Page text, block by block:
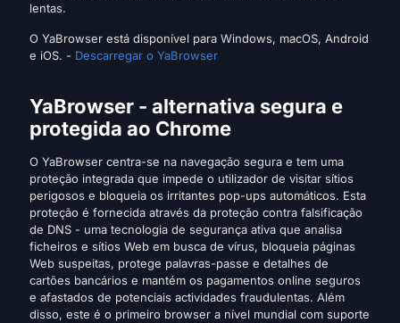
lentas.
O YaBrowser está disponível para Windows, macOS, Android
e iOS. - Descarregar o YaBrowser
YaBrowser - alternativa segura e
protegida ao Chrome
O YaBrowser centra-se na navegação segura e tem uma
proteção integrada que impede o utilizador de visitar sítios
perigosos e bloqueia os irritantes pop-ups automáticos. Esta
proteção é fornecida através da proteção contra falsificação
de DNS - uma tecnologia de segurança ativa que analisa
ficheiros e sítios Web em busca de vírus, bloqueia páginas
Web suspeitas, protege palavras-passe e detalhes de
cartões bancários e mantém os pagamentos online seguros
e afastados de potenciais actividades fraudulentas. Além
disso, este é o primeiro browser a nível mundial com suporte